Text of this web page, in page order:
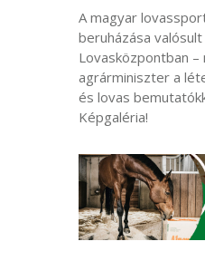
A magyar
beruházása
Lovasközpontban
agrárminiszter a
és lovas
Képgaléria!